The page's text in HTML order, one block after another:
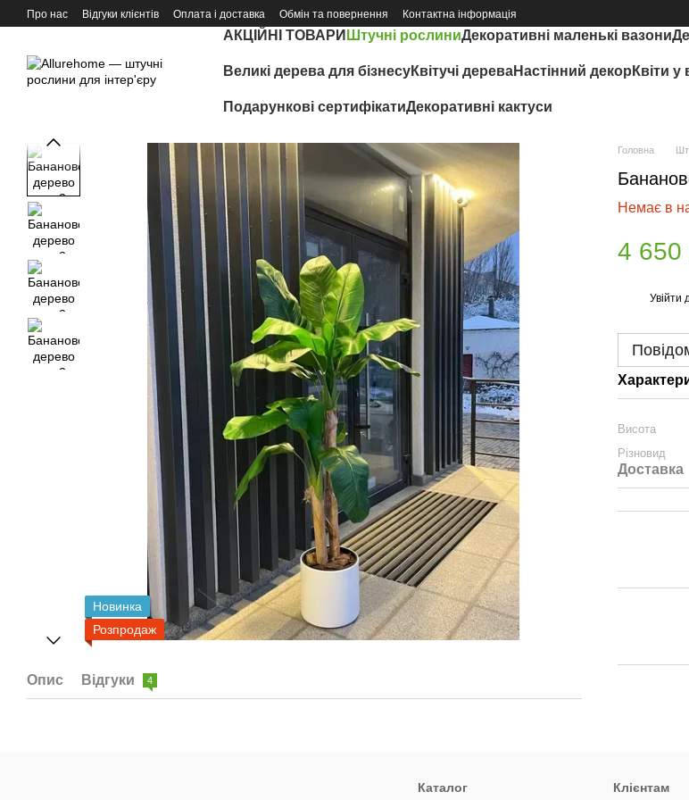
Перейти до основного контенту
Про нас Відгуки клієнтів Оплата і доставка Обмін та повернення Контактна інформація
АКЦІЙНІ ТОВАРИ Штучні рослиниДекоративні маленькі вазони
Великі дерева для бізнесуКвітучі дереваНастінний декор Квіти у
Подарункові сертифікатиДекоративні кактуси
Новинка
Розпродаж
Опис Відгуки 4
Головна
Немає в
4 650
Увійти
Висота
Різновид
Доставка
Каталог Клієнтам